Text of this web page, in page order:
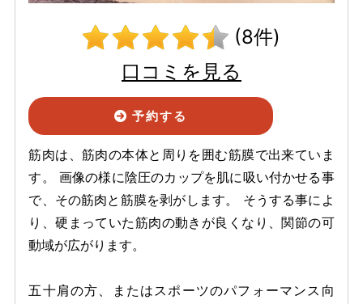
(8件)
口コミを見る
予約する
筋肉は、筋肉の本体と周りを囲む筋膜で出来ていま
す。 画像の様に陰圧のカップを肌に吸い付かせる事
で、その筋肉と筋膜を剥がします。 そうする事によ
り、硬まっていた筋肉の動きが良くなり、関節の可
動域が広がります。
五十肩の方、またはスポーツのパフォーマンス向